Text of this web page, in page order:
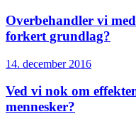
Overbehandler vi
forkert grundlag?
14. december 2016
Ved vi nok om
mennesker?